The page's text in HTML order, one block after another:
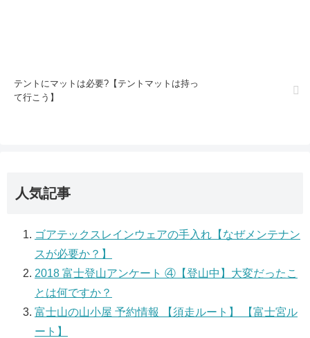
テントにマットは必要?【テントマットは持っ
て行こう】
人気記事
ゴアテックスレインウェアの手入れ【なぜメンテナン
スが必要か？】
2018 富士登山アンケート ④【登山中】大変だったこ
とは何ですか？
富士山の山小屋 予約情報 【須走ルート】 【富士宮ル
ート】